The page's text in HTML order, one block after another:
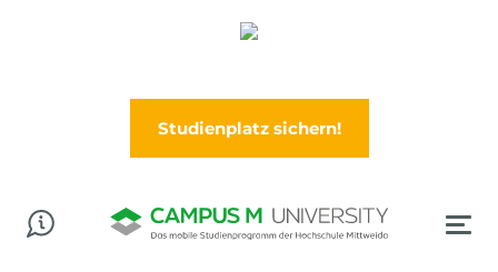
Studienplatz sichern!